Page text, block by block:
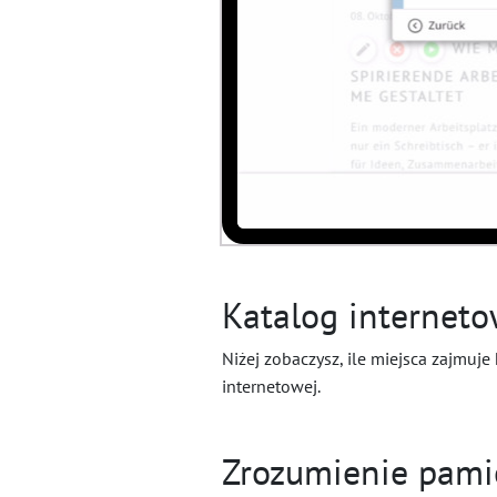
Katalog
Niżej zobaczysz, ile miejsca
internetowej.
Zrozumienie